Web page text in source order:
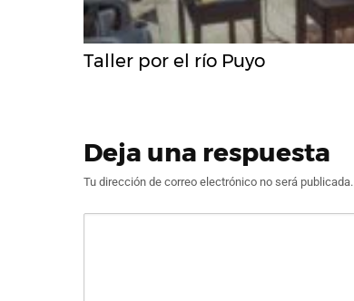
Taller por el río Puyo
Deja una respuesta
Tu dirección de correo electrónico no será publicada.